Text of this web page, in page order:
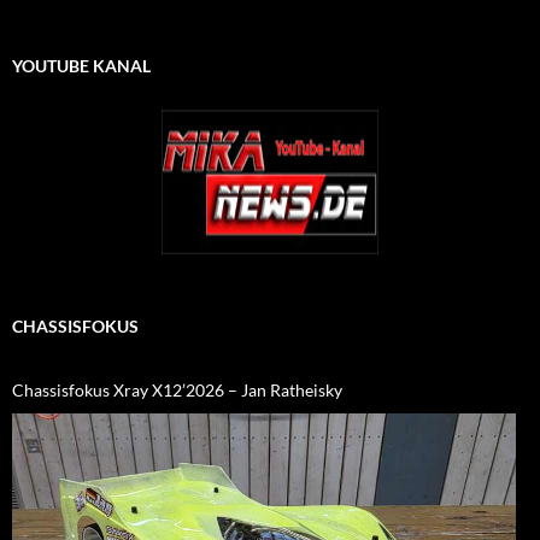
YOUTUBE KANAL
CHASSISFOKUS
Chassisfokus Xray X12’2026 – Jan Ratheisky